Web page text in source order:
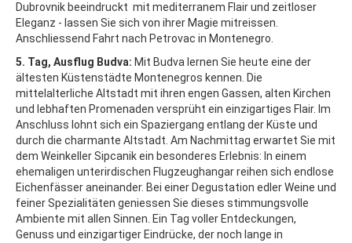
Dubrovnik beeindruckt mit mediterranem Flair und zeitloser
Eleganz - lassen Sie sich von ihrer Magie mitreissen.
Anschliessend Fahrt nach Petrovac in Montenegro.
5. Tag, Ausflug Budva: Mit Budva lernen Sie heute eine der
ältesten Küstenstädte Montenegros kennen. Die
mittelalterliche Altstadt mit ihren engen Gassen, alten Kirchen
und lebhaften Promenaden versprüht ein einzigartiges Flair. Im
Anschluss lohnt sich ein Spaziergang entlang der Küste und
durch die charmante Altstadt. Am Nachmittag erwartet Sie mit
dem Weinkeller Sipcanik ein besonderes Erlebnis: In einem
ehemaligen unterirdischen Flugzeughangar reihen sich endlose
Eichenfässer aneinander. Bei einer Degustation edler Weine und
feiner Spezialitäten geniessen Sie dieses stimmungsvolle
Ambiente mit allen Sinnen. Ein Tag voller Entdeckungen,
Genuss und einzigartiger Eindrücke, der noch lange in